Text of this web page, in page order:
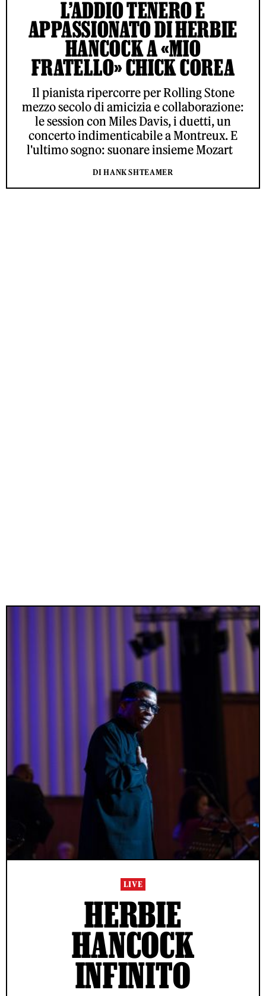
L’ADDIO TENERO E
APPASSIONATO DI HERBIE
HANCOCK A «MIO
FRATELLO» CHICK COREA
Il pianista ripercorre per Rolling Stone
mezzo secolo di amicizia e collaborazione:
le session con Miles Davis, i duetti, un
concerto indimenticabile a Montreux. E
l'ultimo sogno: suonare insieme Mozart
DI HANK SHTEAMER
LIVE
HERBIE
HANCOCK
INFINITO